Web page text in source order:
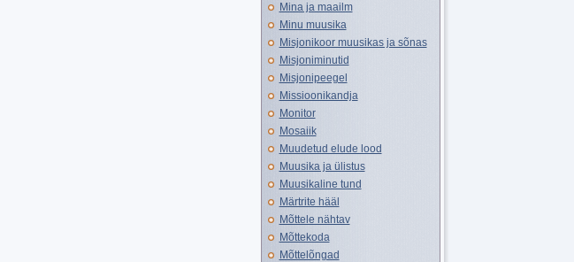
Mina ja maailm
Minu muusika
Misjonikoor muusikas ja sõnas
Misjoniminutid
Misjonipeegel
Missioonikandja
Monitor
Mosaiik
Muudetud elude lood
Muusika ja ülistus
Muusikaline tund
Märtrite hääl
Mõttele nähtav
Mõttekoda
Mõttelõngad